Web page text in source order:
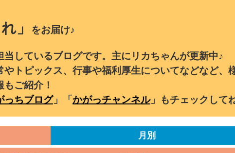
」 をお届け♪
しているブログです。主にリカちゃんが更新中♪
やトピックス、行事や福利厚生についてなどなど、
ご紹介！
っちブログ」「 かがっチャンネル」もチェックして
月別